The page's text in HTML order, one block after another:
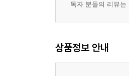
독자 분들의 리뷰
상품정보 안내